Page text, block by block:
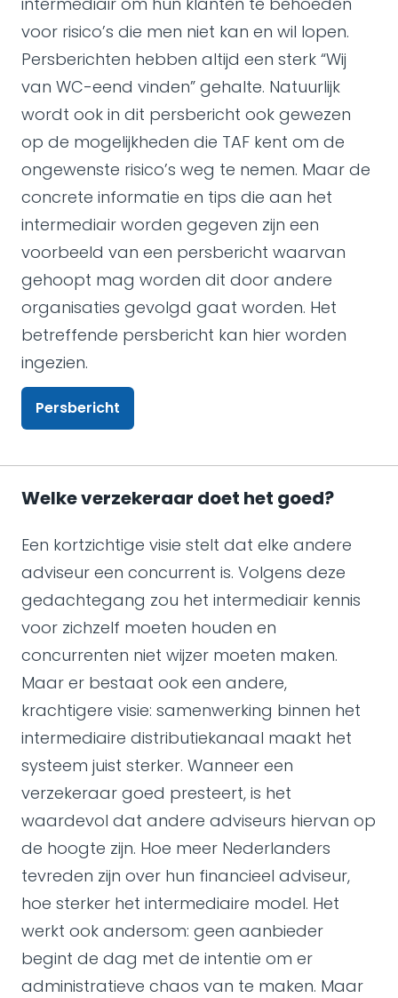
voor risico’s die men niet kan en wil lopen.
Persberichten hebben altijd een sterk “Wij
van WC-eend vinden” gehalte. Natuurlijk
wordt ook in dit persbericht ook gewezen
op de mogelijkheden die TAF kent om de
ongewenste risico’s weg te nemen. Maar de
concrete informatie en tips die aan het
intermediair worden gegeven zijn een
voorbeeld van een persbericht waarvan
gehoopt mag worden dit door andere
organisaties gevolgd gaat worden. Het
betreffende persbericht kan hier worden
ingezien.
Persbericht
Welke verzekeraar doet het goed?
Een kortzichtige visie stelt dat elke andere
adviseur een concurrent is. Volgens deze
gedachtegang zou het intermediair kennis
voor zichzelf moeten houden en
concurrenten niet wijzer moeten maken.
Maar er bestaat ook een andere,
krachtigere visie: samenwerking binnen het
intermediaire distributiekanaal maakt het
systeem juist sterker. Wanneer een
verzekeraar goed presteert, is het
waardevol dat andere adviseurs hiervan op
de hoogte zijn. Hoe meer Nederlanders
tevreden zijn over hun financieel adviseur,
hoe sterker het intermediaire model. Het
werkt ook andersom: geen aanbieder
begint de dag met de intentie om er
administratieve chaos van te maken. Maar